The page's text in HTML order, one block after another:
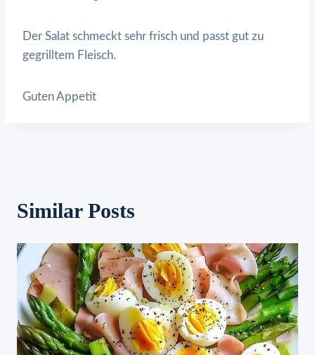
Der Salat schmeckt sehr frisch und passt gut zu
gegrilltem Fleisch.
Guten Appetit
Similar Posts